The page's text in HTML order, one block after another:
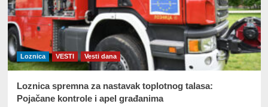
Loznica VESTI Vesti dana
Loznica spremna za nastavak toplotnog talasa:
Pojačane kontrole i apel građanima